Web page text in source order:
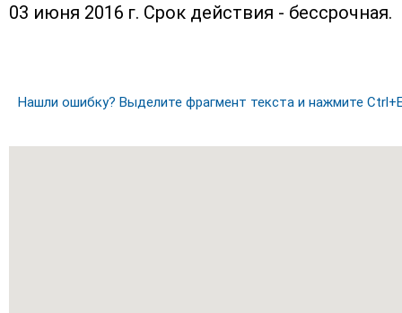
03 июня 2016 г. Срок действия - бессрочная.
Нашли ошибку? Выделите фрагмент текста и нажмите